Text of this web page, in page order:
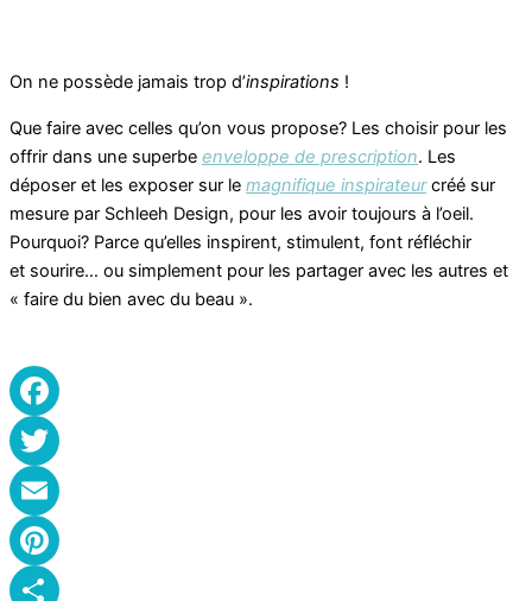
On ne possède jamais trop d’inspirations !
Que faire avec celles qu’on vous propose? Les choisir pour les
offrir dans une superbe enveloppe de prescription. Les
déposer et les exposer sur le magnifique inspirateur créé sur
mesure par Schleeh Design, pour les avoir toujours à l’oeil.
Pourquoi? Parce qu’elles inspirent, stimulent, font réfléchir
et sourire… ou simplement pour les partager avec les autres et
« faire du bien avec du beau ».
Facebook
Twitter
Email
Pinterest